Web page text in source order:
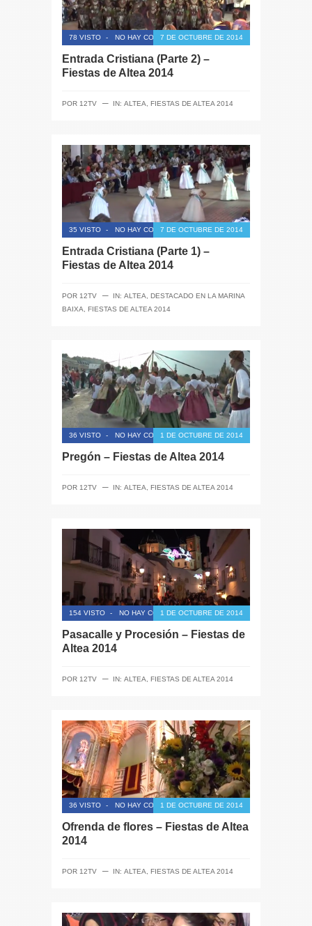
78 VISTO - NO HAY COMENTARIOS7 DE OCTUBRE DE 2014
Entrada Cristiana (Parte 2) –
Fiestas de Altea 2014
POR 12TV ─ IN: ALTEA FIESTAS DE ALTEA 2014
35 VISTO - NO HAY COMENTARIOS7 DE OCTUBRE DE 2014
Entrada Cristiana (Parte 1) –
Fiestas de Altea 2014
POR 12TV ─ IN: ALTEA
DESTACADO EN LA MARINA
BAIXA
FIESTAS DE ALTEA 2014
36 VISTO - NO HAY COMENTARIOS1 DE OCTUBRE DE 2014
Pregón – Fiestas de Altea 2014
POR 12TV ─ IN: ALTEA FIESTAS DE ALTEA 2014
154 VISTO - NO HAY COMENTARIOS1 DE OCTUBRE DE 2014
Pasacalle y Procesión – Fiestas de
Altea 2014
POR 12TV ─ IN: ALTEA, FIESTAS DE ALTEA 2014
36 VISTO - NO HAY COMENTARIOS1 DE OCTUBRE DE 2014
Ofrenda de flores – Fiestas de Altea
2014
POR 12TV ─ IN: ALTEA, FIESTAS DE ALTEA 2014